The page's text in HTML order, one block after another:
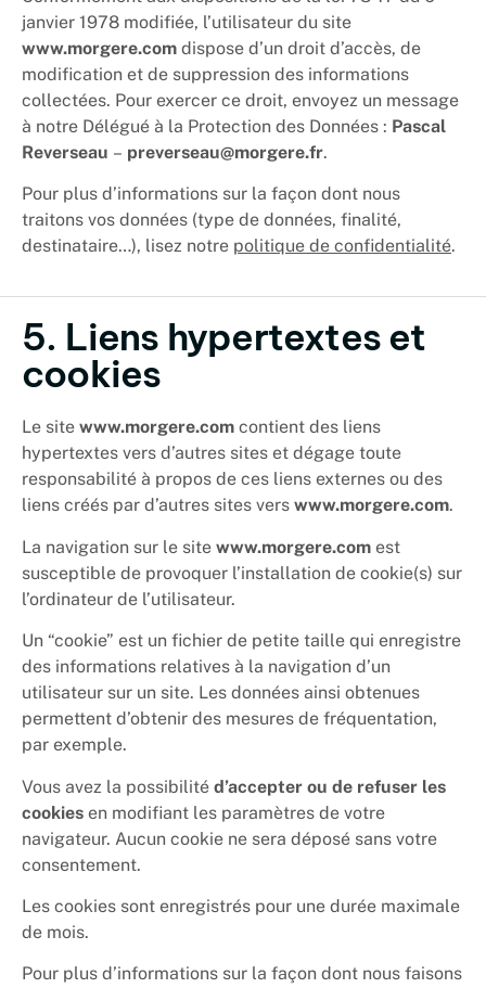
janvier 1978 modifiée, l’utilisateur du site
www.morgere.com dispose d’un droit d’accès, de
modification et de suppression des informations
collectées. Pour exercer ce droit, envoyez un message
à notre Délégué à la Protection des Données : Pascal
Reverseau – preverseau@morgere.fr.
Pour plus d’informations sur la façon dont nous
traitons vos données (type de données, finalité,
destinataire…), lisez notre politique de confidentialité.
5. Liens hypertextes et
cookies
Le site www.morgere.com contient des liens
hypertextes vers d’autres sites et dégage toute
responsabilité à propos de ces liens externes ou des
liens créés par d’autres sites vers www.morgere.com.
La navigation sur le site www.morgere.com est
susceptible de provoquer l’installation de cookie(s) sur
l’ordinateur de l’utilisateur.
Un “cookie” est un fichier de petite taille qui enregistre
des informations relatives à la navigation d’un
utilisateur sur un site. Les données ainsi obtenues
permettent d’obtenir des mesures de fréquentation,
par exemple.
Vous avez la possibilité d’accepter ou de refuser les
cookies en modifiant les paramètres de votre
navigateur. Aucun cookie ne sera déposé sans votre
consentement.
Les cookies sont enregistrés pour une durée maximale
de mois.
Pour plus d’informations sur la façon dont nous faisons